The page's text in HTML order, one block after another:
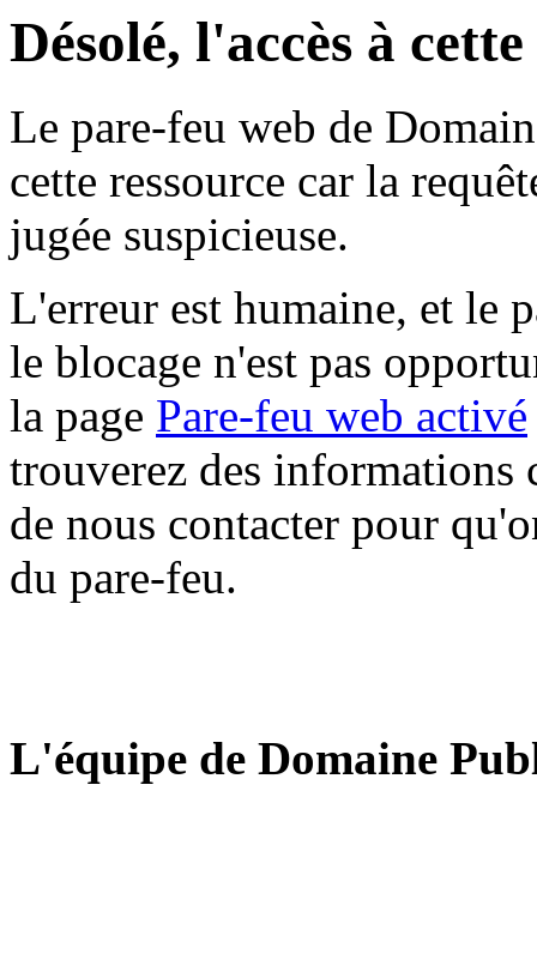
Désolé, l'accès à
Le pare-feu web de
cette ressource car la
jugée suspicieuse.
L'erreur est humaine, et le
le blocage n'est pas
la page Pare-feu web activé
trouverez des informations
de nous contacter pour
du pare-feu.
L'équipe de Domaine